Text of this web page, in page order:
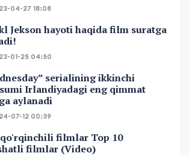
04-27 18:08
Jekson hayoti haqida film suratga
01-25 04:50
serialining ikkinchi
Irlandiyadagi eng qimmat
aylanadi
07-12 00:39
filmlar Top 10
filmlar (Video)